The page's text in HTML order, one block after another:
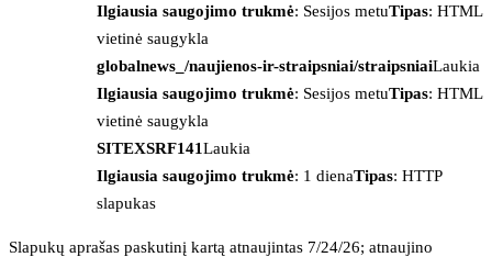
Ilgiausia saugojimo trukmė: Sesijos metuTipas: HTML
vietinė saugykla
globalnews_/naujienos-ir-straipsniai/straipsniaiLaukia
Ilgiausia saugojimo trukmė: Sesijos metuTipas: HTML
vietinė saugykla
SITEXSRF141Laukia
Ilgiausia saugojimo trukmė: 1 dienaTipas: HTTP
slapukas
Slapukų aprašas paskutinį kartą atnaujintas 7/24/26; atnaujino